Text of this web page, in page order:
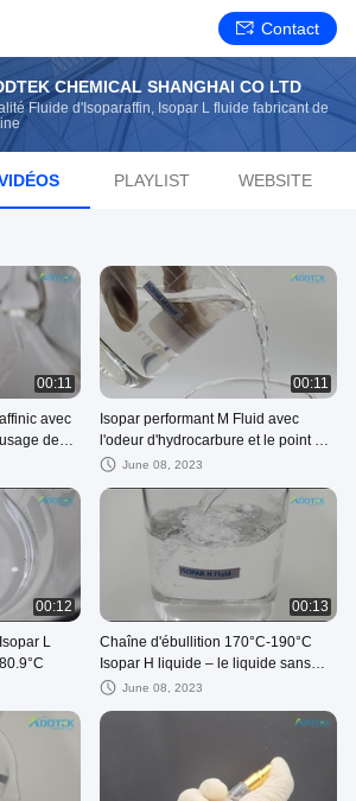
Contact
CHEMICAL SHANGHAI CO LTD
Fluide d'Isoparaffin, Isopar L fluide fabricant de
PLAYLIST WEBSITE
00:11
avec
de
00:11
Isopar performant M Fluid avec
l'odeur d'hydrocarbure et le point de
congélation doux de -45°C
June 08, 2023
00:12
L
00:13
Chaîne d'ébullition 170°C-190°C
Isopar H liquide – le liquide sans
couleur, le point de congélation
June 08, 2023